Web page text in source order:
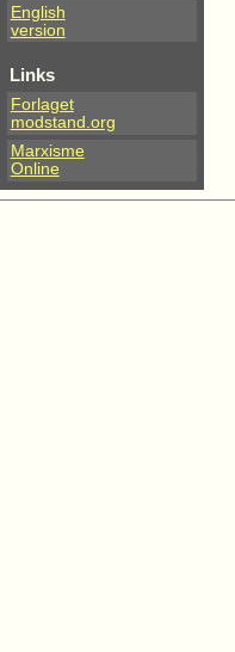
English
version
Links
Forlaget
modstand.org
Marxisme
Online